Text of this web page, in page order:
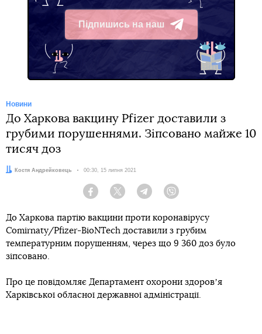
Підпишись на наш
Telegram
Новини
До Харкова вакцину Pfizer доставили з
грубими порушеннями. Зіпсовано майже 10
тисяч доз
Автор:Костя Андрейковець Дата:
00:30, 15 липня 2021
Facebook Twitter Telegram
До Харкова партію вакцини проти коронавірусу
Comirnaty/Pfizer-BioNTech доставили з грубим
температурним порушенням, через що 9 360 доз було
зіпсовано.
Про це повідомляє Департамент охорони здоровʼя
Харківської обласної державної адміністрації.